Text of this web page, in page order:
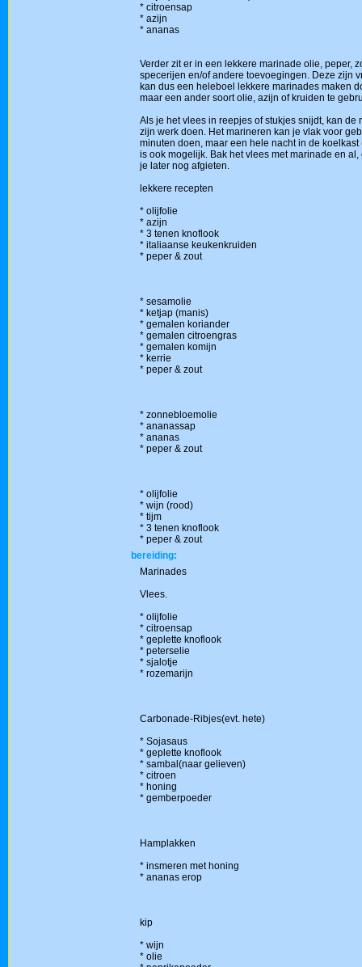
* citroensap
* azijn
* ananas
Verder zit er in een lekkere marinade olie, peper,
specerijen en/of andere toevoegingen. Deze zijn
kan dus een heleboel lekkere marinades maken
maar een ander soort olie, azijn of kruiden te
Als je het vlees in reepjes of stukjes snijdt, kan de
zijn werk doen. Het marineren kan je vlak voor
minuten doen, maar een hele nacht in de koelkast
is ook mogelijk. Bak het vlees met marinade en
je later nog afgieten.
lekkere recepten
* olijfolie
* azijn
* 3 tenen knoflook
* italiaanse keukenkruiden
* peper & zout
* sesamolie
* ketjap (manis)
* gemalen koriander
* gemalen citroengras
* gemalen komijn
* kerrie
* peper & zout
* zonnebloemolie
* ananassap
* ananas
* peper & zout
* olijfolie
* wijn (rood)
* tijm
* 3 tenen knoflook
* peper & zout
bereiding:
Marinades
Vlees.
* olijfolie
* citroensap
* geplette knoflook
* peterselie
* sjalotje
* rozemarijn
Carbonade-Ribjes(evt. hete)
* Sojasaus
* geplette knoflook
* sambal(naar gelieven)
* citroen
* honing
* gemberpoeder
Hamplakken
* insmeren met honing
* ananas erop
kip
* wijn
* olie